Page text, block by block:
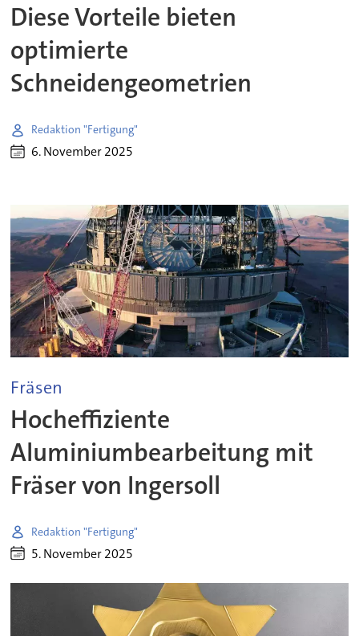
Diese Vorteile bieten
optimierte
Schneidengeometrien
Redaktion "Fertigung"
6. November 2025
Fräsen
Hocheffiziente
Aluminiumbearbeitung mit
Fräser von Ingersoll
Redaktion "Fertigung"
5. November 2025